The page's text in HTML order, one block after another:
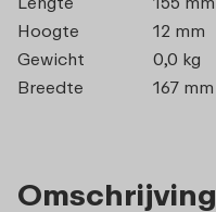
Omschrijving
Hoogte
12 mm
Gewicht
0,0 kg
Breedte
167 mm